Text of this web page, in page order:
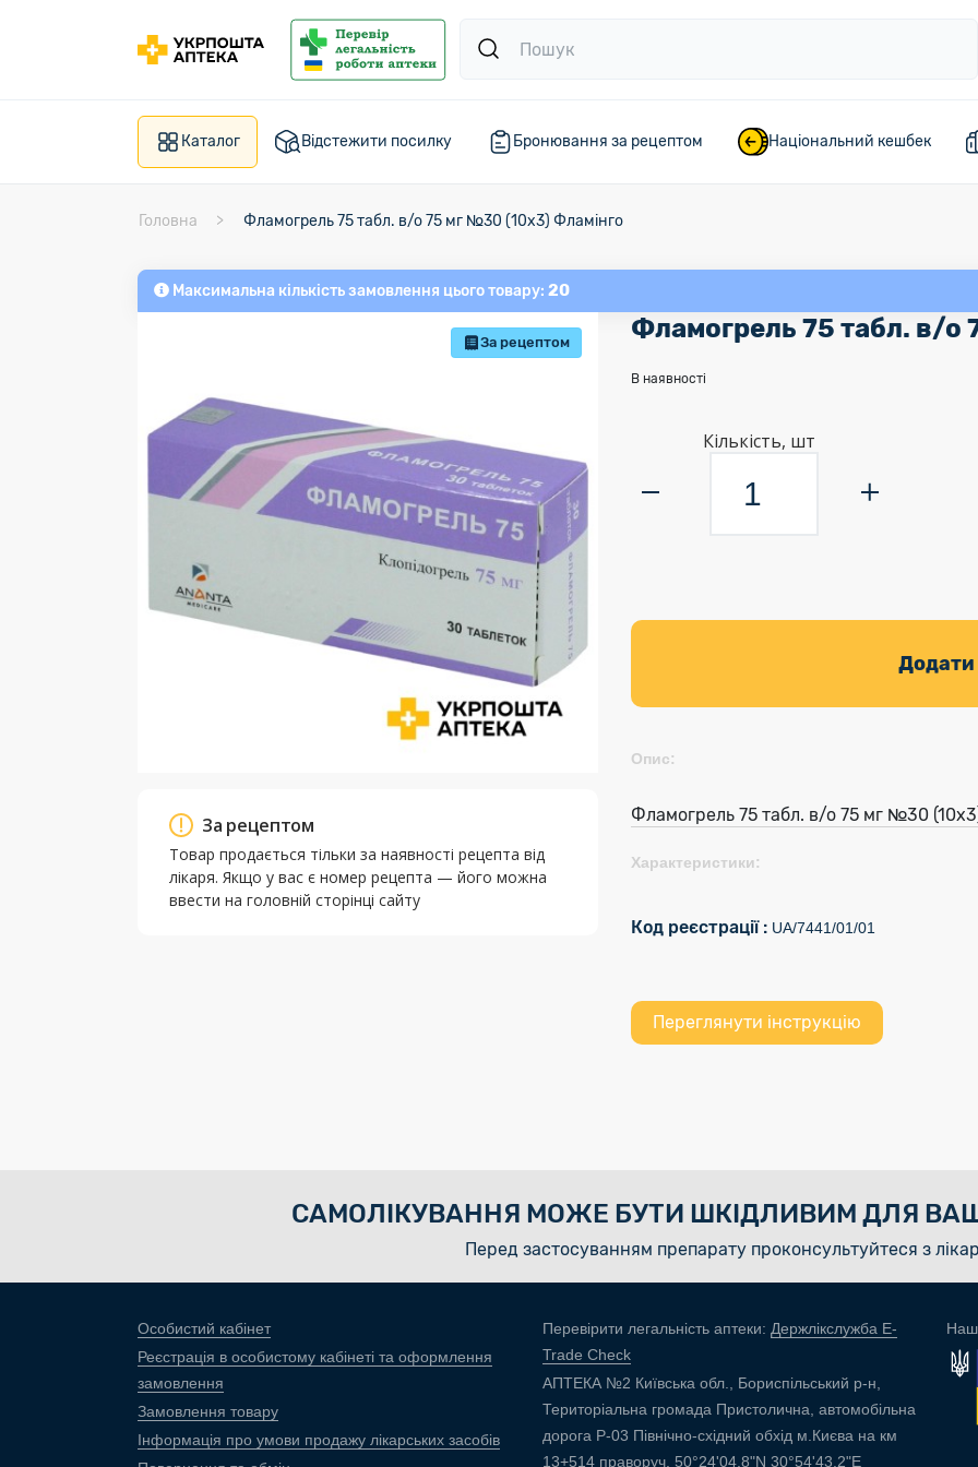
Каталог Відстежити посилку Бронювання за рецептом Національний кешбек
Головна Фламогрель 75 табл. в/о 75 мг №30 (10х3) Фламінго
Максимальна кількість замовлення цього товару: 20
За рецептом
За рецептом
Товар продається тільки за наявності рецепта від
лікаря. Якщо у вас є номер рецепта — його можна
ввести на головній сторінці сайту
Фламогрель 75 табл. в/о
В наявності
Кількість, шт
Опис:
Фламогрель 75 табл. в/о 75 мг №30
Характеристики:
Код реєстрації : UA/7441/01/01
Переглянути інструкцію
САМОЛІКУВАННЯ МОЖЕ БУТИ ШКІДЛИВИМ ДЛЯ
Перед застосуванням препарату проконсультуйтеся з
Особистий кабінет
Реєстрація в особистому кабінеті та оформлення
замовлення
Замовлення товару
Інформація про умови продажу лікарських засобів
Перевірити легальність аптеки: Держлікслужба E-
Trade Check
АПТЕКА №2 Київська обл., Бориспільський р-н,
Територіальна громада Пристолична, автомобільна
дорога Р-03 Північно-східний обхід м.Києва на км
13+514 праворуч, 50°24'04.8"N 30°54'43.2"E